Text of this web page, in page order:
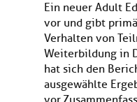
Ein neuer Adult
vor und gibt
Verhalten von
Weiterbildung in
hat sich den
ausgewählte